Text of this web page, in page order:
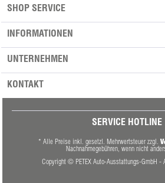
SHOP SERVICE
INFORMATIONEN
UNTERNEHMEN
KONTAKT
SERVICE HOTLINE
* Alle Preise inkl. gesetzl. Mehrwertsteuer zzgl.
Nachnahmegebühren, wenn nicht
Copyright © PETEX Auto-Ausstattungs-GmbH -